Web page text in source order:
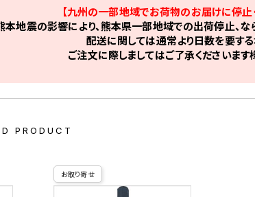
【九州の一部地域でお荷物のお届けに停止
地震の影響により、熊本県一部地域での出荷停止、な
配送に関しては通常より日数を要する
ご注文に際しましてはご了承くださいます
PRODUCT
お取り寄せ